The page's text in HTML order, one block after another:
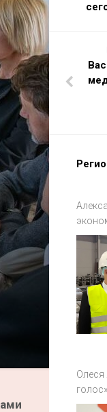
Олеся
голос»